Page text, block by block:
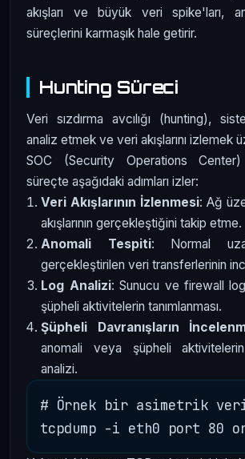
akışları ve büyük veri spike'ları,
süreçlerini karmaşık hale getirir.
Hunting Süreci
Veri sızdırma avcılığı (hunting),
analiz etmek ve veri akışlarını izlemek
SOC (Security Operations
süreçte aşağıdaki adımları izler:
Veri Akışlarının İzlenmesi: Ağ
akışlarının gerçekleştiğini takip etme.
Anomali Tespiti: Normal
gerçekleştirilen veri transferlerinin
Log Analizi: Sunucu ve firewall
şüpheli aktivitelerin tanımlanması.
Şüpheli Davranışların
anomali veya şüpheli
analizi.
# Örnek bir asimetrik